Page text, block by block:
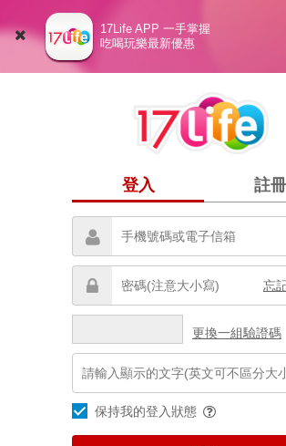
17Life APP 一手掌握
吃喝玩樂最新優惠
登入 註冊
忘
更換一組驗證碼
保持我的登入狀態